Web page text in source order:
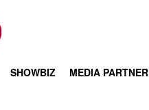
SHOWBIZ MEDIA PARTNER